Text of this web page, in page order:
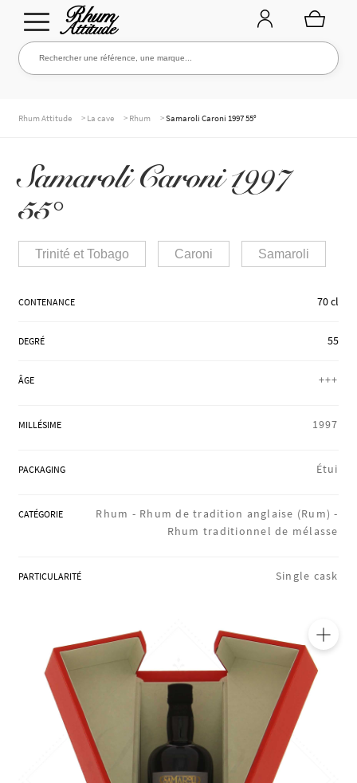
Aller
à
Aller
au
Rechercher une référence, une marque...
Rechercher
NOS RHUMS
WHISKIES & +
MARQUES
Rhum Attitude > La cave > Rhum >Samaroli Caroni 1997 55°
Samaroli Caroni 1997
55°
Trinité et Tobago Caroni Samaroli
CONTENANCE 70 cl
DEGRÉ 55
ÂGE +++
MILLÉSIME 1997
PACKAGING Étui
CATÉGORIE Rhum - Rhum de tradition anglaise (Rum) -
Rhum traditionnel de mélasse
PARTICULARITÉ Single cask